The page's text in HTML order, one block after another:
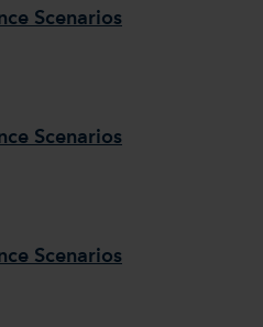
Scenarios
Scenarios
Scenarios